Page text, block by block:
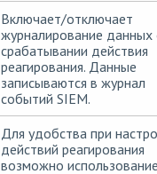
Включает/отключает
журналирование данных
срабатывании действия
реагирования. Данные
записываются в журнал
событий SIEM.
Для удобства при
действий реагирования
возможно